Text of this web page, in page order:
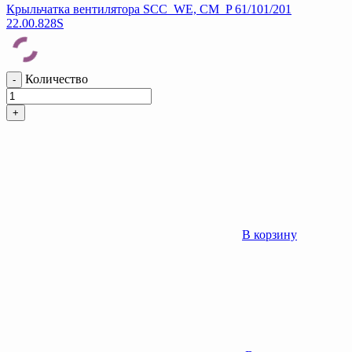
Крыльчатка вентилятора SCC_WE, CM_P 61/101/201
22.00.828S
- Количество
+
В корзину